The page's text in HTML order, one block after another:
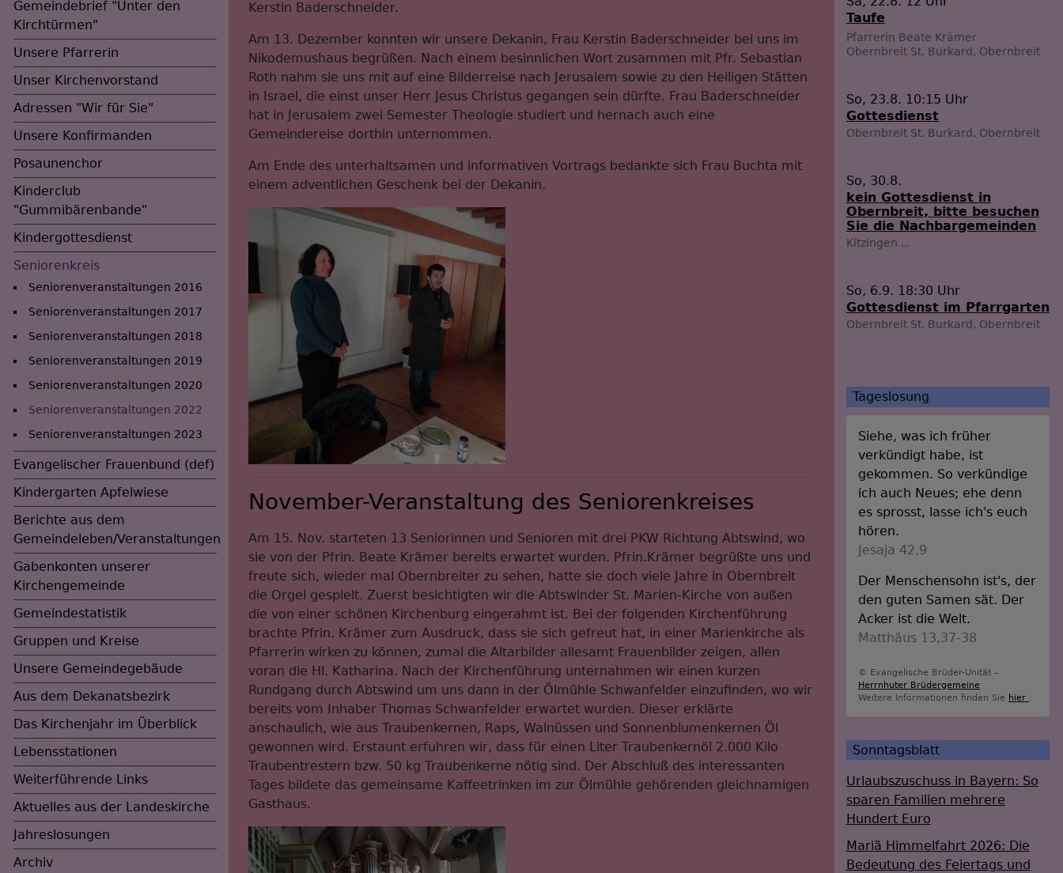
Hauptnavigation
Gemeindebrief "Unter den
Kirchtürmen"
Unsere Pfarrerin
Unser Kirchenvorstand
Adressen "Wir für Sie"
Unsere Konfirmanden
Posaunenchor
Kinderclub
"Gummibärenbande"
Kindergottesdienst
Seniorenkreis
Seniorenveranstaltungen 2016
Seniorenveranstaltungen 2017
Seniorenveranstaltungen 2018
Seniorenveranstaltungen 2019
Seniorenveranstaltungen 2020
Seniorenveranstaltungen 2022
Seniorenveranstaltungen 2023
Evangelischer Frauenbund (def)
Kindergarten Apfelwiese
Berichte aus dem
Gemeindeleben/Veranstaltungen
Gabenkonten unserer
Kirchengemeinde
Gemeindestatistik
Gruppen und Kreise
Unsere Gemeindegebäude
Aus dem Dekanatsbezirk
Das Kirchenjahr im Überblick
Lebensstationen
Weiterführende Links
Aktuelles aus der Landeskirche
Jahreslosungen
Archiv
Kerstin Baderschneider.
Am 13. Dezember konnten wir unsere Dekanin, Frau Kerstin Baderschneider bei uns im
Nikodemushaus begrüßen. Nach einem besinnlichen Wort zusammen mit Pfr. Sebastian
Roth nahm sie uns mit auf eine Bilderreise nach Jerusalem sowie zu den Heiligen Stätten
in Israel, die einst unser Herr Jesus Christus gegangen sein dürfte. Frau Baderschneider
hat in Jerusalem zwei Semester Theologie studiert und hernach auch eine
Gemeindereise dorthin unternommen.
Am Ende des unterhaltsamen und informativen Vortrags bedankte sich Frau Buchta mit
einem adventlichen Geschenk bei der Dekanin.
November-Veranstaltung des Seniorenkreises
Am 15. Nov. starteten 13 Seniorinnen und Senioren mit drei PKW Richtung Abtswind, wo
sie von der Pfrin. Beate Krämer bereits erwartet wurden. Pfrin.Krämer begrüßte uns und
freute sich, wieder mal Obernbreiter zu sehen, hatte sie doch viele Jahre in Obernbreit
die Orgel gespielt. Zuerst besichtigten wir die Abtswinder St. Marien-Kirche von außen
die von einer schönen Kirchenburg eingerahmt ist. Bei der folgenden Kirchenführung
brachte Pfrin. Krämer zum Ausdruck, dass sie sich gefreut hat, in einer Marienkirche als
Pfarrerin wirken zu können, zumal die Altarbilder allesamt Frauenbilder zeigen, allen
voran die Hl. Katharina. Nach der Kirchenführung unternahmen wir einen kurzen
Rundgang durch Abtswind um uns dann in der Ölmühle Schwanfelder einzufinden, wo wir
bereits vom Inhaber Thomas Schwanfelder erwartet wurden. Dieser erklärte
anschaulich, wie aus Traubenkernen, Raps, Walnüssen und Sonnenblumenkernen Öl
gewonnen wird. Erstaunt erfuhren wir, dass für einen Liter Traubenkernöl 2.000 Kilo
Traubentrestern bzw. 50 kg Traubenkerne nötig sind. Der Abschluß des interessanten
Tages bildete das gemeinsame Kaffeetrinken im zur Ölmühle gehörenden gleichnamigen
Gasthaus.
Taufe
Pfarrerin Beate Krämer
Obernbreit St. Burkard, Obernbreit
So, 23.8. 10:15 Uhr
Gottesdienst
Obernbreit St. Burkard, Obernbreit
So, 30.8.
kein Gottesdienst in
Obernbreit, bitte besuchen
Sie die Nachbargemeinden
Kitzingen ...
So, 6.9. 18:30 Uhr
Gottesdienst im Pfarrgarten
Obernbreit St. Burkard, Obernbreit
Tageslosung
Siehe, was ich früher
verkündigt habe, ist
gekommen. So verkündige
ich auch Neues; ehe denn
es sprosst, lasse ich's euch
hören.
Jesaja 42,9
Der Menschensohn ist's, der
den guten Samen sät. Der
Acker ist die Welt.
Matthäus 13,37-38
© Evangelische Brüder-Unität –
Herrnhuter Brüdergemeine
Weitere Informationen finden Sie hier
Sonntagsblatt
Urlaubszuschuss in Bayern: So
sparen Familien mehrere
Hundert Euro
Mariä Himmelfahrt 2026: Die
Bedeutung des Feiertags und